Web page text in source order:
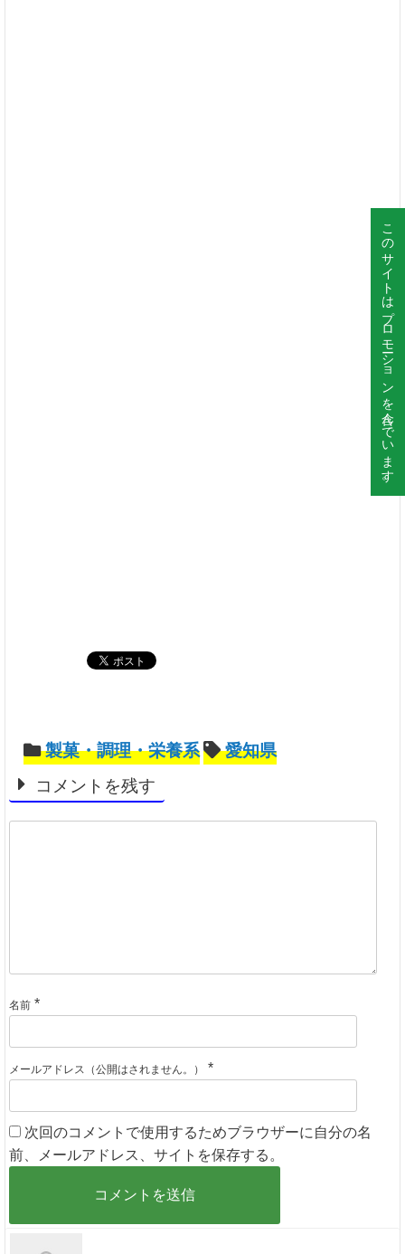
製菓・調理・栄養系
愛知県
コメントを残す
名前 *
メールアドレス（公開はされません。） *
次回のコメントで使用するためブラウザーに自分の名
前、メールアドレス、サイトを保存する。
このサイトはプロモーションを含んでいます。